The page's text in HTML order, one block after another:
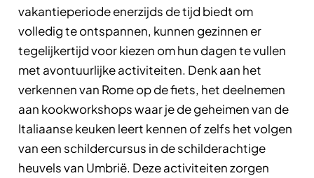
vakantieperiode enerzijds de tijd biedt om
volledig te ontspannen, kunnen gezinnen er
tegelijkertijd voor kiezen om hun dagen te vullen
met avontuurlijke activiteiten. Denk aan het
verkennen van Rome op de fiets, het deelnemen
aan kookworkshops waar je de geheimen van de
Italiaanse keuken leert kennen of zelfs het volgen
van een schildercursus in de schilderachtige
heuvels van Umbrië. Deze activiteiten zorgen